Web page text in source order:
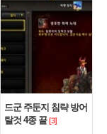
드군 주둔지 침략 방어
탈것 4종 끝 [3]